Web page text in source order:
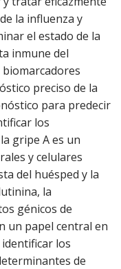
la influenza y
el estado de la
inmune del
preciso de la
para predecir
los
gripe A es un
y celulares
del huésped y la
la
génicos de
un papel central en
los
de